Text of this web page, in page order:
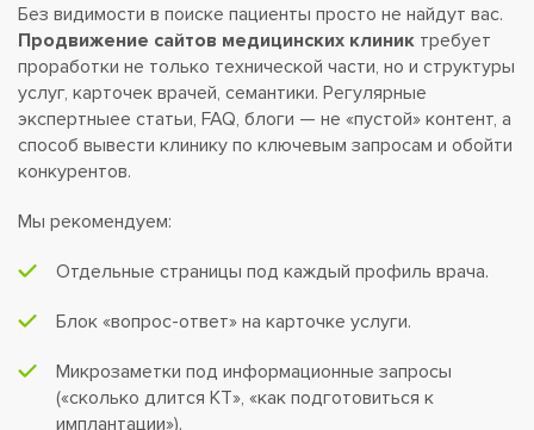
Без видимости в поиске пациенты просто не найдут вас.
Продвижение сайтов медицинских клиник требует
проработки не только технической части, но и структуры
услуг, карточек врачей, семантики. Регулярные
экспертныее статьи, FAQ, блоги — не «пустой» контент, а
способ вывести клинику по ключевым запросам и обойти
конкурентов.
Мы рекомендуем:
Отдельные страницы под каждый профиль врача.
Блок «вопрос-ответ» на карточке услуги.
Микрозаметки под информационные запросы
(«сколько длится КТ», «как подготовиться к
имплантации»).